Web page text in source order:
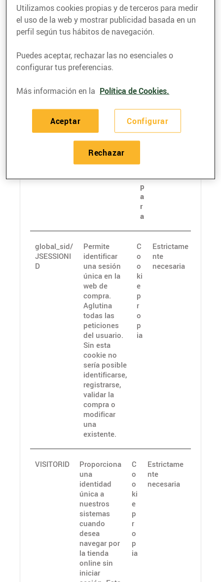
con sus amigos y redes. Son capaces de hacerle
seguimiento a su navegador a través de otros sitios
y crear un perfil de sus intereses. Esto podrá
modificar el contenido y los mensajes que
encuentra en otras páginas web que visita. Si no
permite estas cookiesno podrá ver o usar estas
herramientas para compartir.
Nombre
de la
¿Para qué se
utilitiza?
U
ti
d
a
p
a
r
a
Tipo de
cookie
global_sid/
JSESSIONI
D
Permite
identificar
una sesión
única en la
web de
compra.
Aglutina
todas las
peticiones
del usuario.
Sin esta
cookie no
sería posible
identificarse,
registrarse,
validar la
compra o
modificar
una
existente.
C
o
o
ki
e
p
r
o
p
ia
Estrictame
nte
necesaria
VISITORID
Proporciona
una
identidad
única a
nuestros
sistemas
cuando
desea
navegar por
la tienda
online sin
iniciar
C
o
o
ki
e
p
r
o
p
ia
Estrictame
nte
necesaria
Utilizamos cookies propias y de terceros para medir
el uso de la web y mostrar publicidad basada en un
perfil según tus hábitos de navegación.
Puedes aceptar, rechazar las no esenciales o
configurar tus preferencias.
Más información en la Política de Cookies.
Configurar
Rechazar
Aceptar